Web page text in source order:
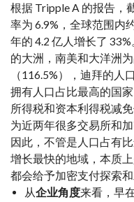
根据 Tripple A 的报告，
率为 6.9%，全球范围内
年的 4.2 亿人增长了
的大洲，南美和大洋洲
（116.5%），迪拜的人
拥有人口占比最高的国
所得税和资本利得税减
为近两年很多交易所和加
因此，不管是人口占有
增长最快的地域，本质
都会给予加密支付探索和
从企业角度来看，早